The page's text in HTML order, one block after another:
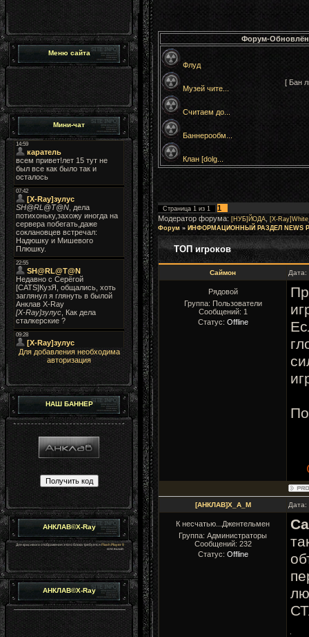
Меню сайта
Мини-чат
Для добавления необходима
авторизация
НАШ БАННЕР
АНКЛАВ©X-Ray
Для красивого отображения этого блока требуетсяFlash Player 9
или выше.
АНКЛАВ©X-Ray
Форум-
Флуд
Музей чите...
[ Бан
Считаем до...
Баннерообм...
Клан [dolg...
Страница 1 из 1
1
Модератор форума: [НУБ]ЙОДА
[X-
Форум » ИНФОРМАЦИОННЫЙ РАЗДЕЛ NEWS
ТОП игроков
Саймон
Рядовой
Группа: Пользователи
Сообщений: 1
Статус: Offline
[АНКЛАВ]X_A_M
К несчатью...Джентельмен
Группа: Администраторы
Сообщений: 232
Статус: Offline